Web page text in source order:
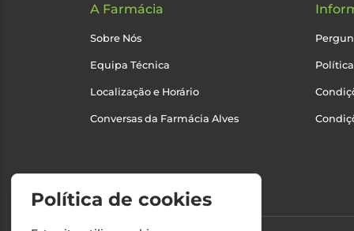
A Farmácia
Sobre Nós
Equipa Técnica
Localização e Horário
Conversas da Farmácia Alves
Política de cookies